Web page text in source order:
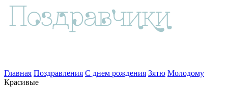
Главная Поздравления С днем рождения Зятю Молодому
Красивые